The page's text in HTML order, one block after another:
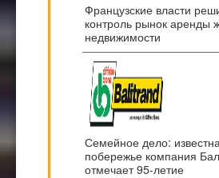
Французские власти
контроль рынок аренды
недвижимости
Семейное дело:
побережье компания
отмечает 95-летие